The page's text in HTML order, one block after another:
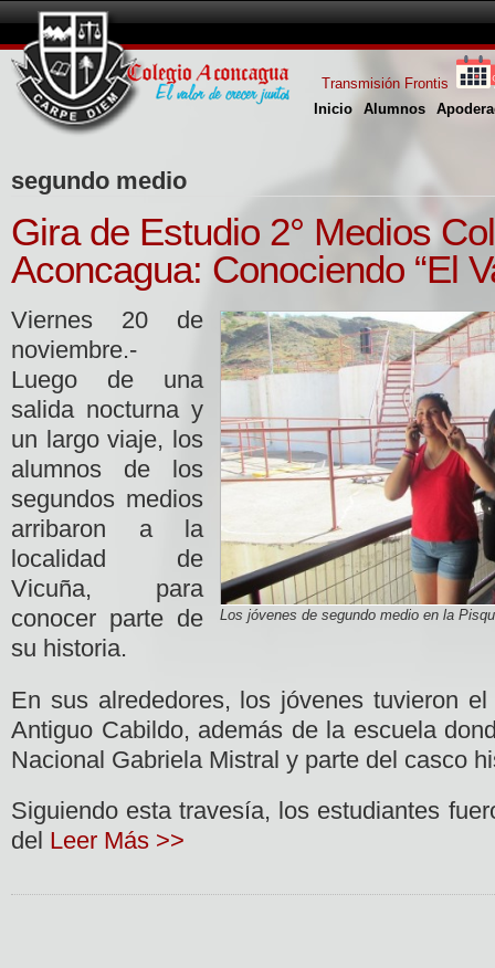
Inicio Alumnos
Transmisión Frontis
segundo medio
Gira de Estudio 2° Medios
Aconcagua: Conociendo “El
Los jóvenes de segundo medio en la
Viernes 20 de
noviembre.-
Luego de una
salida nocturna y
un largo viaje, los
alumnos de los
segundos medios
arribaron a la
localidad de
Vicuña, para
conocer parte de
su historia.
En sus alrededores, los jóvenes tuvieron
Antiguo Cabildo, además de la escuela
Nacional Gabriela Mistral y parte del casco
Siguiendo esta travesía, los estudiantes
del Leer Más >>